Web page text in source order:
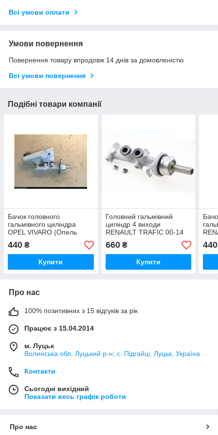
Всі умови оплати
Умови повернення
Повернення товару впродовж 14 днів за домовленістю
Всі умови повернення
Подібні товари компанії
Бачок головного
гальмівного циліндра
OPEL VIVARO (Опель
Віваро) 7701210050
7701050910
440 ₴
Купити
Головний гальмівний
циліндр 4 виходи
RENAULT TRAFIC 00-14
(РЕНО ТРАФІК)
660₴
Купити
440
Про нас
100% позитивних з 15 відгуків за рік
Працює з 15.04.2014
м. Луцьк
Волинська обл. Луцький р-н; с. Підгайці, Луцьк, Україна
Контакти
Сьогодні вихідний
Показати весь графік роботи
Про нас